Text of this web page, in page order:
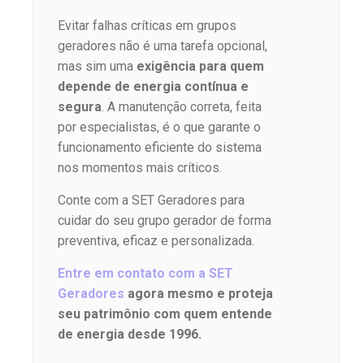
Evitar falhas críticas em grupos
geradores não é uma tarefa opcional,
mas sim uma exigência para quem
depende de energia contínua e
segura. A manutenção correta, feita
por especialistas, é o que garante o
funcionamento eficiente do sistema
nos momentos mais críticos.
Conte com a SET Geradores para
cuidar do seu grupo gerador de forma
preventiva, eficaz e personalizada.
Entre em contato com a SET
Geradores agora mesmo e proteja
seu patrimônio com quem entende
de energia desde 1996.